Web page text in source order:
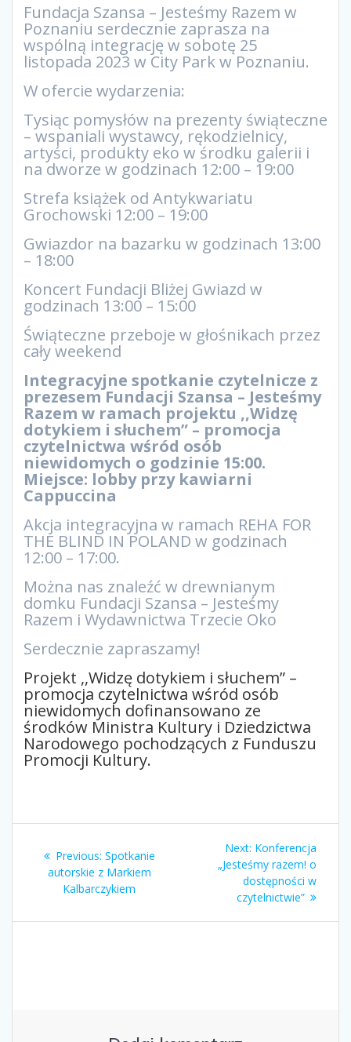
Fundacja Szansa – Jesteśmy Razem w
Poznaniu serdecznie zaprasza na
wspólną integrację w sobotę 25
listopada 2023 w City Park w Poznaniu.
W ofercie wydarzenia:
Tysiąc pomysłów na prezenty świąteczne
– wspaniali wystawcy, rękodzielnicy,
artyści, produkty eko w środku galerii i
na dworze w godzinach 12:00 – 19:00
Strefa książek od Antykwariatu
Grochowski 12:00 – 19:00
Gwiazdor na bazarku w godzinach 13:00
– 18:00
Koncert Fundacji Bliżej Gwiazd w
godzinach 13:00 – 15:00
Świąteczne przeboje w głośnikach przez
cały weekend
Integracyjne spotkanie czytelnicze z
prezesem Fundacji Szansa – Jesteśmy
Razem w ramach projektu ,,Widzę
dotykiem i słuchem” – promocja
czytelnictwa wśród osób
niewidomych o godzinie 15:00.
Miejsce: lobby przy kawiarni
Cappuccina
Akcja integracyjna w ramach REHA FOR
THE BLIND IN POLAND w godzinach
12:00 – 17:00.
Można nas znaleźć w drewnianym
domku Fundacji Szansa – Jesteśmy
Razem i Wydawnictwa Trzecie Oko
Serdecznie zapraszamy!
Projekt ,,Widzę dotykiem i słuchem” –
promocja czytelnictwa wśród osób
niewidomych dofinansowano ze
środków Ministra Kultury i Dziedzictwa
Narodowego pochodzących z Funduszu
Promocji Kultury.
wpisu
Previous: Previous
post:
Spotkanie
autorskie z Markiem
Kalbarczykiem
Next: Next
post:
Konferencja
„Jesteśmy razem! o
dostępności w
czytelnictwie”